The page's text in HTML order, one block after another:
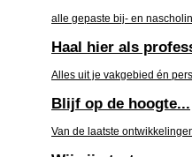
alle gepaste bij- en
Haal hier als
Alles uit je vakgebied én
Blijf op de hoogte...
Van de laatste